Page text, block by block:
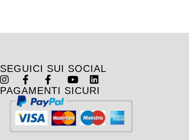
SEGUICI SUI SOCIAL
PAGAMENTI SICURI